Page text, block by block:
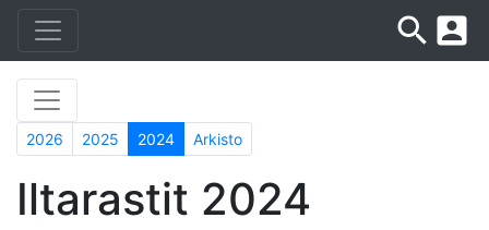
search account_box
2026 2025 2024 Arkisto
Iltarastit 2024